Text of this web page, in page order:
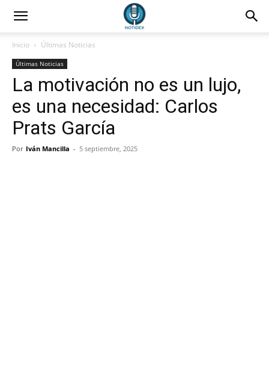
Inicio Últimas Noticias
Últimas Noticias
La motivación no es un lujo,
es una necesidad: Carlos
Prats García
Por Iván Mancilla - 5 septiembre, 2025